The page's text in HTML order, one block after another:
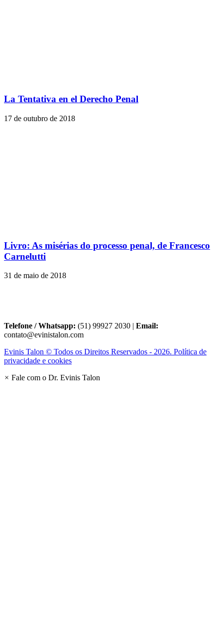
La Tentativa en el Derecho Penal
17 de outubro de 2018
Livro: As misérias do processo penal, de Francesco
Carnelutti
31 de maio de 2018
Telefone / Whatsapp: (51) 99927 2030 | Email:
contato@evinistalon.com
Evinis Talon © Todos os Direitos Reservados - 2026. Política de
privacidade e cookies
× Fale com o Dr. Evinis Talon